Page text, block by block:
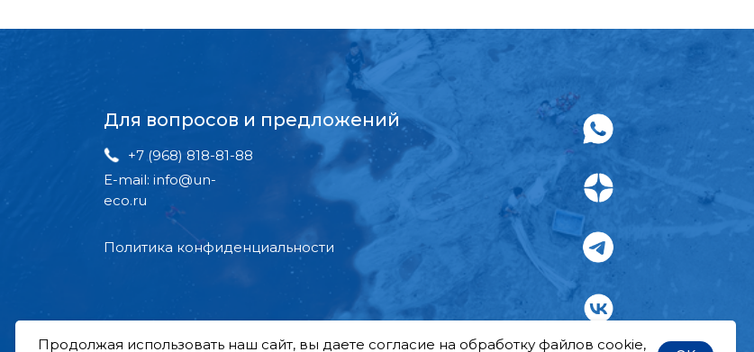
+7 (968) 818-81-88
Для вопросов и предложений
E-mail: info@un-
eco.ru
Политика конфиденциальности
Продолжая использовать наш сайт, вы даете согласие на обработку файлов cookie,